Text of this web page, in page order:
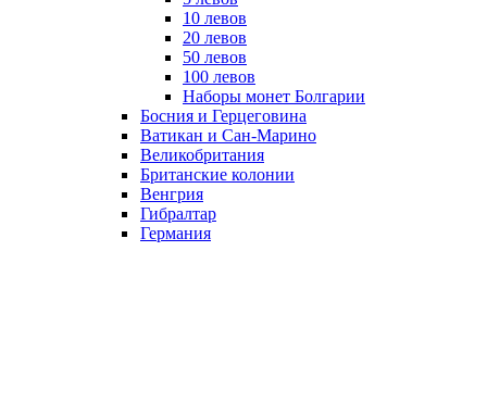
10 левов
20 левов
50 левов
100 левов
Наборы монет Болгарии
Босния и Герцеговина
Ватикан и Сан-Марино
Великобритания
Британские колонии
Венгрия
Гибралтар
Германия